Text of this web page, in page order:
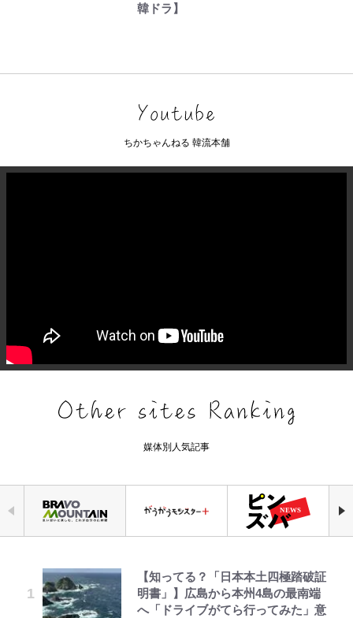
韓ドラ】
ちかちゃんねる 韓流本舗
媒体別人気記事
【知ってる？「日本本土四極踏破証
明書」】広島から本州4島の最南端
へ「ドライブがてら行ってみた」意
公式-ヒロインが来る前に妊娠しま
した~詰んだはずの悪役令嬢です
が、どうやら違うようです~ 第1話
千葉雄大、ほっそりイケメン近影に
「顔パンパンだったのに」反響 視
聴者が想った激変の納得理由
空の轍と大地の雲と 第1回
「自分の絵ごと、このジャンルはそ
ろそろ終わりかな」江口寿史が炎上
を経て樋口毅宏に語ったこと
えびめしの流儀
｢なんじゃこりゃあああ！｣本田圭
佑の古巣ミラン、漆黒×蛍光レッド
の超絶クールな新サードユニに世界
錦織一清の写真集はなぜ私服なの
か…高級ブランドをやめ等身大の自
分を表現する現在「ちゃんとおじい